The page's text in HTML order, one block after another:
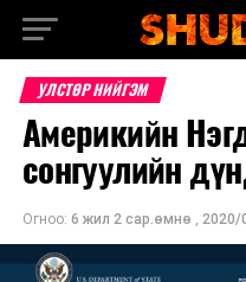
УЛСТӨР НИЙГЭМ
Америкийн
сонгуулийн
Огноо: 6 жил 2 сар.өмнө , 2020/